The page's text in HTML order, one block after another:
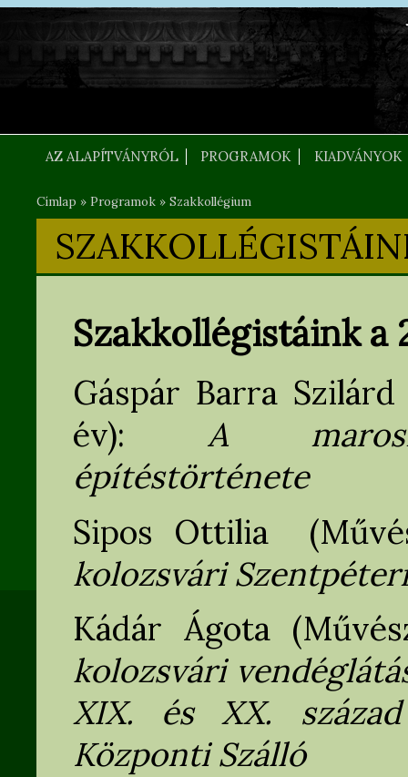
Ugrás a tartalomra
FEJLEC SZOVEG
AZ ALAPÍTVÁNYRÓL PROGRAMOK KIADVÁNYOK
Jelenlegi hely
Címlap » Programok » Szakkollégium
Szakkollégistáink a
Gáspár Barra
év): A
építéstörténete
Sipos Ottilia
kolozsvári
Kádár Ágota
kolozsvári
XIX. és XX.
Központi Szálló